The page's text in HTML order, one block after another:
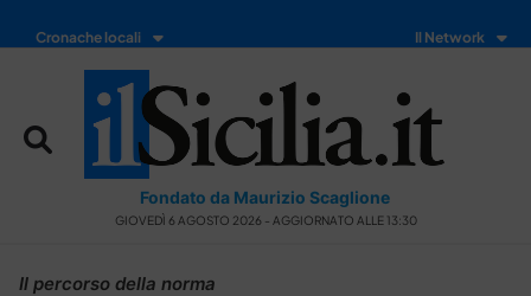
Cronache locali Il Network
Fondato da Maurizio Scaglione
GIOVEDÌ 6 AGOSTO 2026 - AGGIORNATO ALLE 13:30
Il percorso della norma